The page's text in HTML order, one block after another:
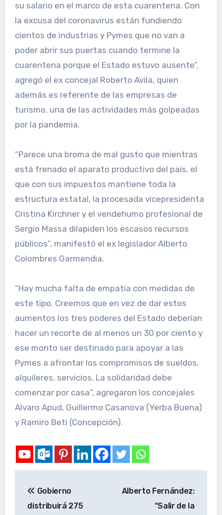
su salario en el marco de esta cuarentena. Con
la excusa del coronavirus están fundiendo
cientos de industrias y Pymes que no van a
poder abrir sus puertas cuando termine la
cuarentena porque el Estado estuvo ausente”,
agregó el ex concejal Roberto Avila, quien
además es referente de las empresas de
turismo, una de las actividades más golpeadas
por la pandemia.
“Parece una broma de mal gusto que mientras
está frenado el aparato productivo del país, el
que con sus impuestos mantiene toda la
estructura estatal, la procesada vicepresidenta
Cristina Kirchner y el vendehumo profesional de
Sergio Massa dilapiden los escasos recursos
públicos”, manifestó el ex legislador Alberto
Colombres Garmendia.
“Hay mucha falta de empatía con medidas de
este tipo. Creemos que en vez de dar estos
aumentos los tres poderes del Estado deberían
hacer un recorte de al menos un 30 por ciento y
ese monto ser destinado para apoyar a las
Pymes a afrontar los compromisos de sueldos,
alquileres, servicios. La solidaridad debe
comenzar por casa”, agregaron los concejales
Alvaro Apud, Guillermo Casanova (Yerba Buena)
y Ramiro Beti (Concepción).
Gobierno
distribuirá 275
Alberto Fernández:
“Salir de la